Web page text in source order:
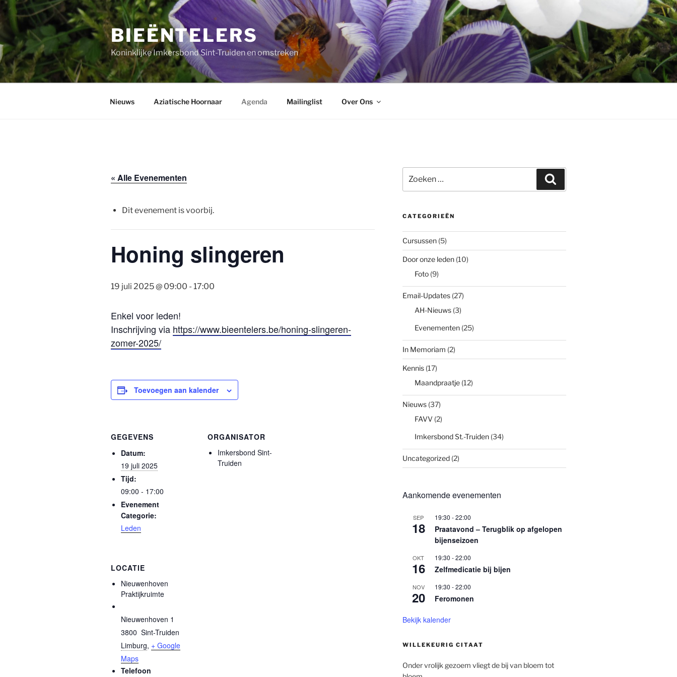
Ga
inhoud
BIEËNTELERS
Koninklijke Imkersbond Sint-Truiden en omstreken
Nieuws Aziatische Hoornaar Agenda Mailinglist Over Ons
« Alle Evenementen
Dit evenement is voorbij.
Honing slingeren
19 juli 2025 @ 09:00 - 17:00
Enkel voor leden!
Inschrijving via https://www.bieentelers.be/honing-slingeren-
zomer-2025/
Toevoegen aan kalender
GEGEVENS
Datum:
19 juli 2025
Tijd:
09:00 - 17:00
Evenement
Categorie:
Leden
ORGANISATOR
Imkersbond Sint-
Truiden
LOCATIE
Nieuwenhoven
Praktijkruimte
Nieuwenhoven 1
3800 Sint-Truiden
Limburg, + Google
Maps
Telefoon
naar:
CATEGORIEËN
Cursussen(5)
Door onze leden(10)
Foto(9)
Email-Updates(27)
AH-Nieuws(3)
Evenementen(25)
In Memoriam (2)
Kennis(17)
Maandpraatje(12)
Nieuws(37)
FAVV (2)
Imkersbond St.-Truiden(34)
Uncategorized(2)
Aankomende evenementen
SEP
18
19:30 -22:00
Praatavond – Terugblik op afgelopen
bijenseizoen
OKT
16
19:30 -22:00
Zelfmedicatie bij bijen
NOV
20
19:30 -22:00
Feromonen
Bekijk kalender
WILLEKEURIG CITAAT
Onder vrolijk gezoem vliegt de bij van bloem tot